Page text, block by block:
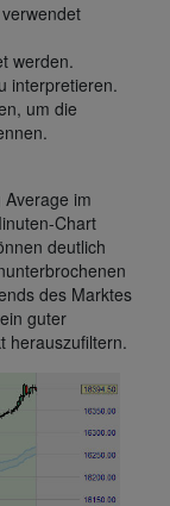
werden.
interpretieren.
um die
im
Chart
deutlich
des Marktes
guter
herauszufiltern.